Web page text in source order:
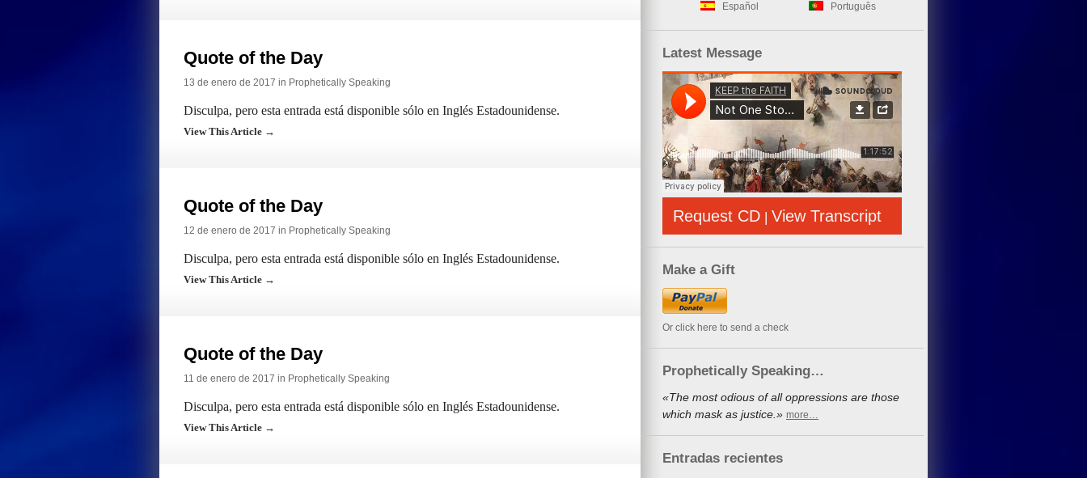
Quote of the Day
13 de enero de 2017 in Prophetically Speaking
Disculpa, pero esta entrada está disponible sólo en Inglés Estadounidense.
View This Article →
Quote of the Day
12 de enero de 2017 in Prophetically Speaking
Disculpa, pero esta entrada está disponible sólo en Inglés Estadounidense.
View This Article →
Quote of the Day
11 de enero de 2017 in Prophetically Speaking
Disculpa, pero esta entrada está disponible sólo en Inglés Estadounidense.
View This Article →
Español Português
Latest Message
Request CD | View Transcript
Make a Gift
Or click here to send a check
Prophetically Speaking…
«The most odious of all oppressions are those
which mask as justice.» more…
Entradas recientes